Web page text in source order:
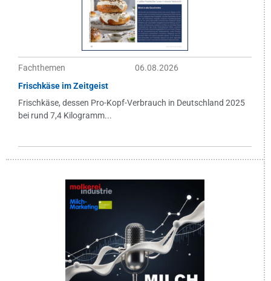
Fachthemen
06.08.2026
Frischkäse im Zeitgeist
Frischkäse, dessen Pro-Kopf-Verbrauch in Deutschland 2025
bei rund 7,4 Kilogramm...